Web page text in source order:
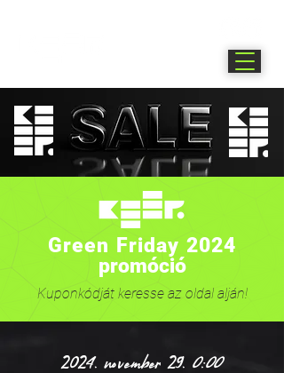
Green Friday 2024
promóció
Kuponkódját keresse az oldal alján!
2024. november 29. 0:00